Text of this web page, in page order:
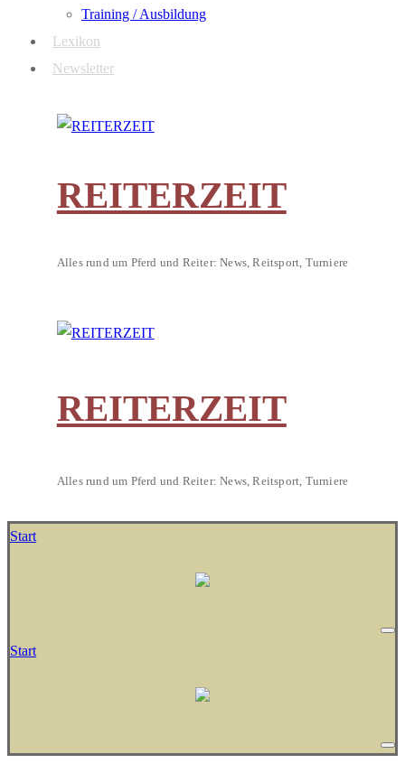
Training / Ausbildung
Lexikon
Newsletter
REITERZEIT
Alles rund um Pferd und Reiter: News, Reitsport, Turniere
REITERZEIT
Alles rund um Pferd und Reiter: News, Reitsport, Turniere
Start
Start